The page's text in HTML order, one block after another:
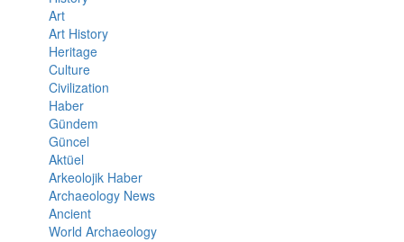
Art
Art History
Heritage
Culture
Civilization
Haber
Gündem
Güncel
Aktüel
Arkeolojik Haber
Archaeology News
Ancient
World Archaeology